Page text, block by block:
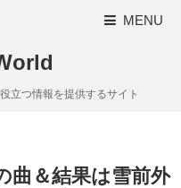
MENU
立つ情報を提供するサイト
曲＆結果は雪前外